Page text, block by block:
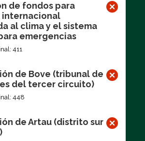
de fondos para
internacional
al clima y el sistema
emergencias
411
de Bove (tribunal de
del tercer circuito)
448
de Artau (distrito sur